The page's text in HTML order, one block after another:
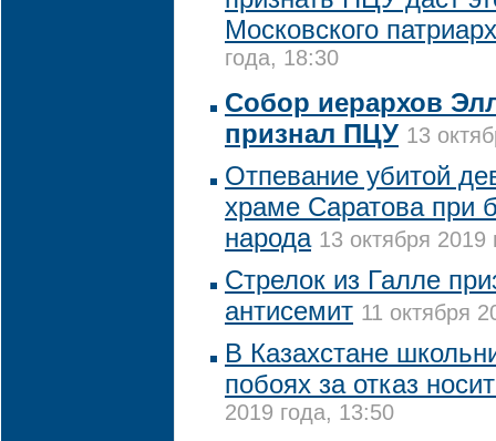
Московского
года, 18:30
Собор иерархов
признал ПЦУ 13
Отпевание убитой
храме Саратова при
народа 13 октября 2019
Стрелок из Галле
антисемит 11 октября
В Казахстане
побоях за отказ
2019 года, 13:50